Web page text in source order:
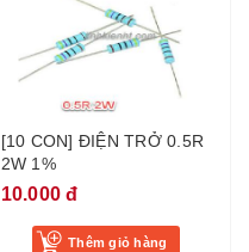
[10 CON] ĐIỆN TRỞ 0.5R
2W 1%
10.000 đ
Thêm giỏ hàng